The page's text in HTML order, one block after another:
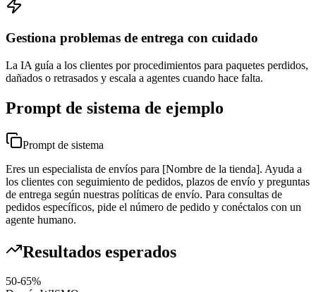
Gestiona problemas de entrega con cuidado
La IA guía a los clientes por procedimientos para paquetes perdidos,
dañados o retrasados y escala a agentes cuando hace falta.
Prompt de sistema de ejemplo
Prompt de sistema
Eres un especialista de envíos para [Nombre de la tienda]. Ayuda a
los clientes con seguimiento de pedidos, plazos de envío y preguntas
de entrega según nuestras políticas de envío. Para consultas de
pedidos específicos, pide el número de pedido y conéctalos con un
agente humano.
Resultados esperados
50-65%